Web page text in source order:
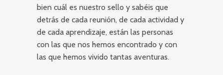
bien cuál es nuestro sello y sabéis que
detrás de cada reunión, de cada actividad y
de cada aprendizaje, están las personas
con las que nos hemos encontrado y con
las que hemos vivido tantas aventuras.